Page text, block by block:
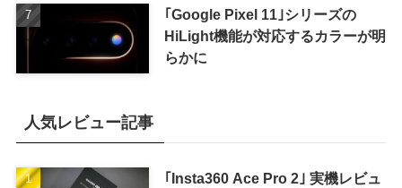
｢Google Pixel 11｣シリーズの
HiLight機能が対応するカラーが明
らかに
人気レビュー記事
｢Insta360 Ace Pro 2｣ 実機レビュ